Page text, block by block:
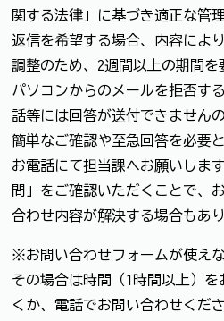
関する法律」に基づき適正な管
返信を希望する場合、内容によ
調整のため、2週間以上の期間を
パソコンからのメールを拒否す
話等には回答が送付できません
簡単なご確認や至急回答を必要
お電話にて担当課へお願いしま
問」をご確認いただくことで、
合わせ内容が解決する場合もあり
※お問い合わせフォームが使え
その場合は時間（1時間以上）
くか、電話でお問い合わせくだ